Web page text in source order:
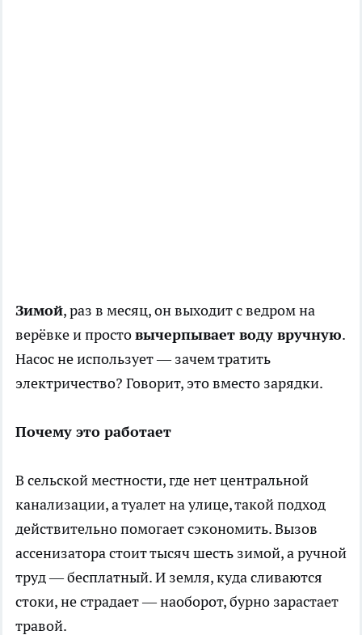
Зимой, раз в месяц, он выходит с ведром на
верёвке и простовычерпывает воду вручную.
Насос не использует — зачем тратить
электричество? Говорит, это вместо зарядки.
Почему это работает
В сельской местности, где нет центральной
канализации, а туалет на улице, такой подход
действительно помогает сэкономить. Вызов
ассенизатора стоит тысяч шесть зимой, а ручной
труд — бесплатный. И земля, куда сливаются
стоки, не страдает — наоборот, бурно зарастает
травой.